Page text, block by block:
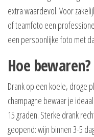
extra waardevol. Voor
of teamfoto een
een persoonlijke foto met
Hoe bewaren?
Drank op een koele, droge
champagne bewaar je
15 graden. Sterke drank
geopend: wijn binnen 3-5